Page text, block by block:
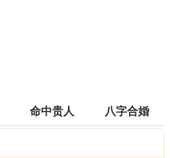
命中贵人 八字合婚